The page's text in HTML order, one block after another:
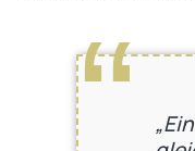
„Ein